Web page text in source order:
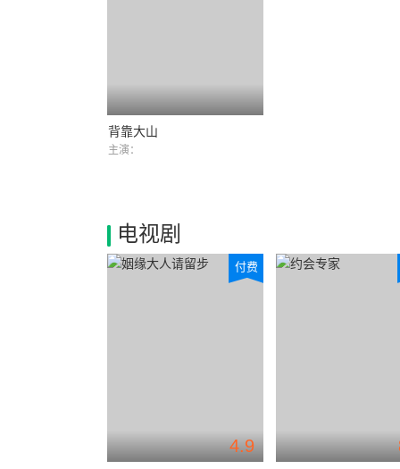
背靠大山
主演：
电视剧
4.9
付费